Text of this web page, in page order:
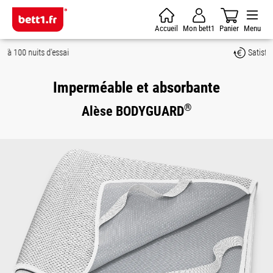
Passer au contenu principal
Accueil Mon bett1 Panier Menu
Imperméable et absorbante
Alèse BODYGUARD®